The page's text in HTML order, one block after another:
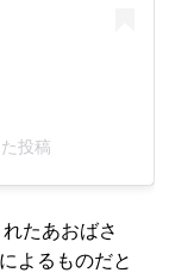
投稿
たあおばさ
よるものだと